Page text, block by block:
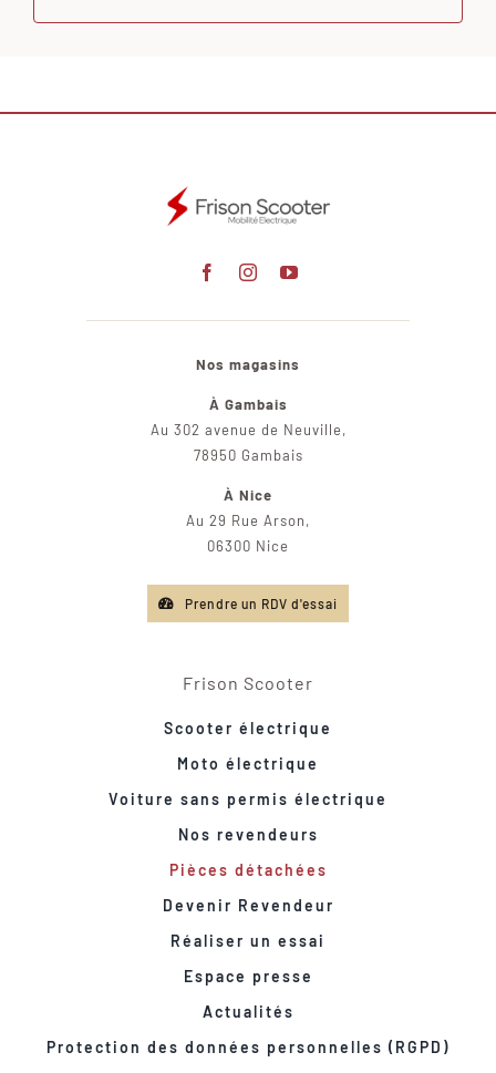
Nos magasins
À Gambais
Au 302 avenue de Neuville,
78950 Gambais
À Nice
Au 29 Rue Arson,
06300 Nice
Prendre un RDV d'essai
Frison Scooter
Scooter électrique
Moto électrique
Voiture sans permis électrique
Nos revendeurs
Pièces détachées
Devenir Revendeur
Réaliser un essai
Espace presse
Actualités
Protection des données personnelles (RGPD)